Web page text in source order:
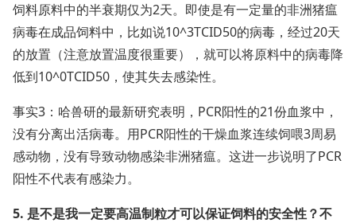
饲料原料中的半衰期仅为2天。即使是有一定量的非洲猪瘟
病毒在成品饲料中，比如说10^3TCID50的病毒，经过20天
的放置（注意放置温度很重要），就可以将原料中的病毒降
低到10^0TCID50，使其失去感染性。
事实3：哈兽研的最新研究表明，PCR阳性的21份血浆中，
没有分离出活病毒。用PCR阳性的干燥血浆连续饲喂3周易
感动物，没有导致动物感染非洲猪瘟。这进一步说明了PCR
阳性不代表有感染力。
5. 是不是我一定要高温制粒才可以保证饲料的安全性？不